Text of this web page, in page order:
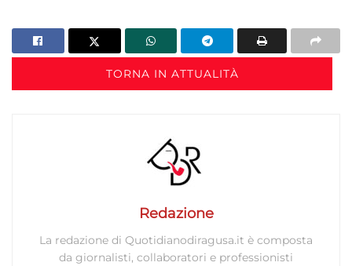
TORNA IN ATTUALITÀ
Redazione
La redazione di Quotidianodiragusa.it è composta
da giornalisti, collaboratori e professionisti